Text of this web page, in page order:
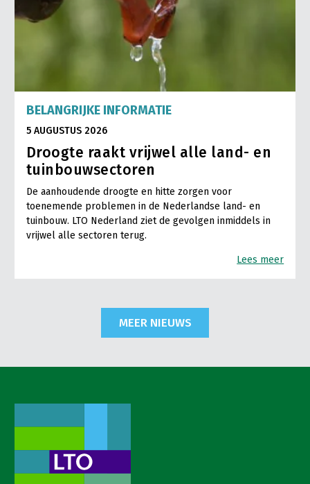
BELANGRIJKE INFORMATIE
5 AUGUSTUS 2026
Droogte raakt vrijwel alle land- en
tuinbouwsectoren
De aanhoudende droogte en hitte zorgen voor
toenemende problemen in de Nederlandse land- en
tuinbouw. LTO Nederland ziet de gevolgen inmiddels in
vrijwel alle sectoren terug.
Lees meer
MEER NIEUWS